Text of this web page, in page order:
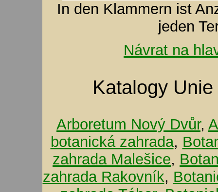
In den Klammern ist
jeden
Návrat na
Katalogy
Arboretum Nový Dvůr,
botanická zahrada,
zahrada Malešice,
zahrada Rakovník,